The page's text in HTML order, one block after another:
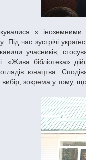
Під час зустрічі
учасників,
«Жива бібліотека»
юнацтва.
зокрема у тому,